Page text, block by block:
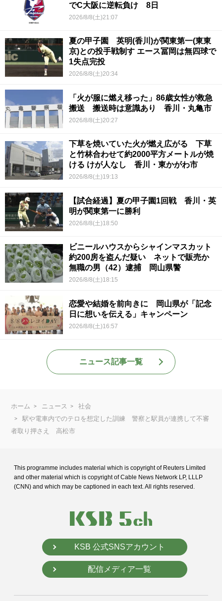
でC大阪に逆転負け 8日
2026/8/8(土)21:07
夏の甲子園 英明(香川)が関東第一(東東
京)との投手戦制す エース冨岡は無四球で
1失点完投
2026/8/8(土)20:34
「火が服に燃え移った」86歳女性が救急
搬送 搬送時は意識あり 香川・丸亀市
2026/8/8(土)20:27
下草を焼いていた火が燃え広がる 下草
と竹林合わせて約2000平方メートルが焼
ける けが人なし 香川・東かがわ市
2026/8/8(土)19:13
【試合経過】夏の甲子園1回戦 香川・英
明が関東第一に勝利
2026/8/8(土)18:50
ビニールハウスからシャインマスカット
約200房を盗んだ疑い ネットで販売か
無職の男（42）逮捕 岡山県警
2026/8/8(土)18:15
恋愛や結婚を前向きに 岡山県が「記念
日に想いを伝える」キャンペーン
2026/8/8(土)16:57
ニュース記事一覧
ホーム ニュース
社会
駅や電車内でのテロを想定した訓練 警察と駅員が連携して不審
者取り押さえ 高松市
This programme includes material which is copyright of Reuters Limited
and other material which is copyright of Cable News Network LP, LLLP
(CNN) and which may be captioned in each text. All rights reserved.
KSB 公式SNSアカウント
配信メディア一覧